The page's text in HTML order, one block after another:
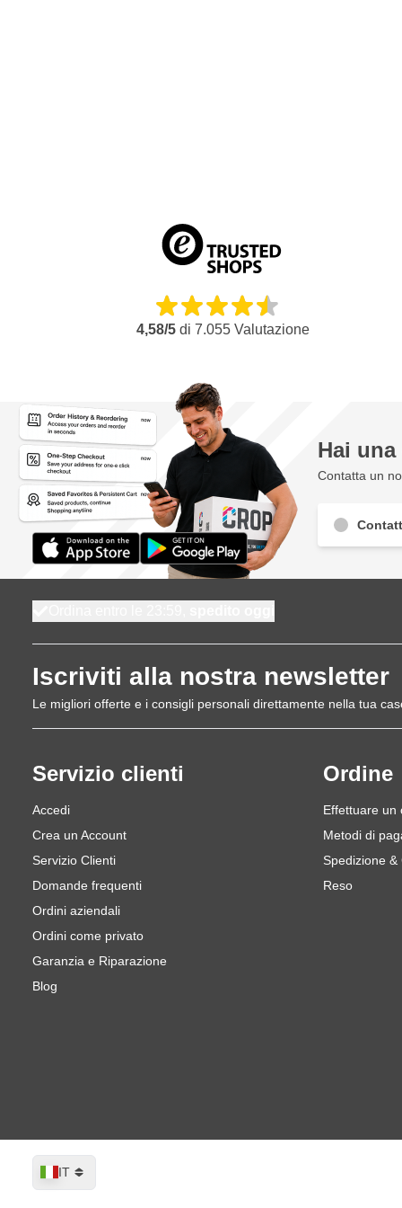
4,58/5di 7.055Valutazione
Hai
Contatta un
Iscriviti alla nostra newsletter
Le migliori offerte e i consigli personali direttamente nella tua
Servizio clienti
Accedi
Crea un Account
Servizio Clienti
Domande frequenti
Ordini aziendali
Ordini come privato
Garanzia e Riparazione
Blog
Ordine
Effettuare un
Metodi di
Spedizione &
Reso
Lingua
IT